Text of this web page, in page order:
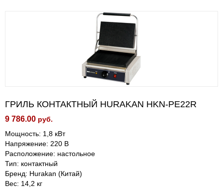
ГРИЛЬ КОНТАКТНЫЙ HURAKAN HKN-PE22R
9 786.00 руб.
Мощность: 1,8 кВт
Напряжение: 220 В
Расположение: настольное
Тип: контактный
Бренд: Hurakan (Китай)
Вес: 14,2 кг